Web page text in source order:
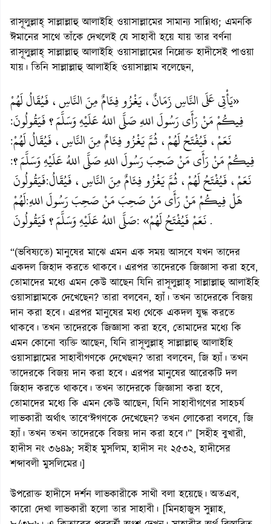
রাসূলুল্লাহ্ সাল্লাল্লাহু আলাইহি ওয়াসাল্লামের সামান্য সান্নিধ্য; এমনকি
ঈমানের সাথে তাঁকে দেখলেই যে সাহাবী হয়ে যায় তার বর্ণনা
রাসূলুল্লাহ্ সাল্লাল্লাহু আলাইহি ওয়াসাল্লামের নিম্নোক্ত হাদীসেই পাওয়া
যায়। তিনি সাল্লাল্লাহু আলাইহি ওয়াসাল্লাম বলেছেন,
«يَأْتِي عَلَى النَّاسِ زَمَانٌ، يَغْزُو فِئَامٌ مِنَ النَّاسِ، فَيُقَالُ لَهُمْ
:فِيكُمْ مَنْ رَأَى رَسُولَ اللهِ صَلَّى اللهُ عَلَيْهِ وَسَلَّمَ؟ فَيَقُولُونَ
:نَعَمْ، فَيُفْتَحُ لَهُمْ، ثُمَّ يَغْزُو فِئَامٌ مِنَ النَّاسِ، فَيُقَالُ لَهُمْ
:فِيكُمْ مَنْ رَأَى مَنْ صَحِبَ رَسُولَ اللهِ صَلَّى اللهُ عَلَيْهِ وَسَلَّمَ؟
فَيَقُولُونَ:نَعَمْ، فَيُفْتَحُ لَهُمْ، ثُمَّ يَغْزُو فِئَامٌ مِنَ النَّاسِ، فَيُقَالُ
لَهُمْ:هَلْ فِيكُمْ مَنْ رَأَى مَنْ صَحِبَ مَنْ صَحِبَ رَسُولَ اللهِ
صَلَّى اللهُ عَلَيْهِ وَسَلَّمَ؟ فَيَقُولُونَ: نَعَمْ فَيُفْتَحُ لَهُمْ» .
“(ভবিষ্যতে) মানুষের মাঝে এমন এক সময় আসবে যখন তাদের
একদল জিহাদ করতে থাকবে। এরপর তাদেরকে জিজ্ঞাসা করা হবে,
তোমাদের মধ্যে এমন কেউ আছেন যিনি রাসূলুল্লাহ্ সাল্লাল্লাহু আলাইহি
ওয়াসাল্লামকে দেখেছেন? তারা বলবেন, হ্যাঁ। তখন তাদেরকে বিজয়
দান করা হবে। এরপর মানুষের মধ্য থেকে একদল যুদ্ধ করতে
থাকবে। তখন তাদেরকে জিজ্ঞাসা করা হবে, তোমাদের মধ্যে কি
এমন কোনো ব্যক্তি আছেন, যিনি রাসূলুল্লাহ্ সাল্লাল্লাহু আলাইহি
ওয়াসাল্লামের সাহাবীগণকে দেখেছন? তারা বলবেন, জি হ্যাঁ। তখন
তাদেরকে বিজয় দান করা হবে। এরপর মানুষের আরেকটি দল
জিহাদ করতে থাকবে। তখন তাদেরকে জিজ্ঞাসা করা হবে,
তোমাদের মধ্যে কি এমন কেউ আছেন, যিনি সাহাবীগণের সাহচর্য
লাভকারী অর্থাৎ তাবে‘ঈগণকে দেখেছেন? তখন লোকেরা বলবে, জি
হ্যাঁ। তখন তখন তাদেরকে বিজয় দান করা হবে।” [সহীহ বুখারী,
হাদীস নং ৩৬৪৯; সহীহ মুসলিম, হাদীস নং ২৫৩২, হাদীসের
শব্দাবলী মুসলিমের।]
উপরোক্ত হাদীসে দর্শন লাভকারীকে সাথী বলা হয়েছে। অতএব,
কারো দেখা লাভকারী হলো তার সাহাবী। [মিনহাজুস সুন্নাহ,